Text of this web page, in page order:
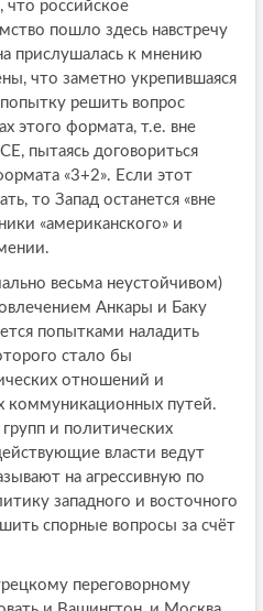
что российское
пошло здесь навстречу
прислушалась к мнению
что заметно укрепившаяся
попытку решить вопрос
этого формата, т.е. вне
пытаясь договориться
«3+2». Если этот
то Запад останется «вне
«американского» и
весьма неустойчивом)
Анкары и Баку
попытками наладить
стало бы
отношений и
коммуникационных путей.
и политических
власти ведут
на агрессивную по
западного и восточного
спорные вопросы за счёт
переговорному